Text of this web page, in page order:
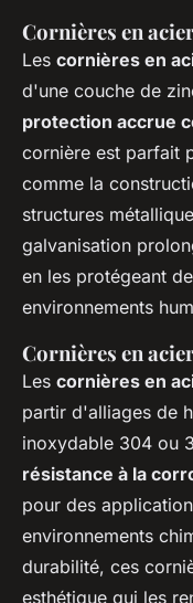
Cornières en
Les cornières en
d'une couche de
protection accrue
cornière est parfait
comme la
structures
galvanisation
en les protégeant
environnements
Cornières en
Les cornières en
partir d'alliages de
inoxydable 304 ou
résistance à la
pour des
environnements
durabilité, ces
esthétique qui les